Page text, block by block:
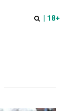
| 18+